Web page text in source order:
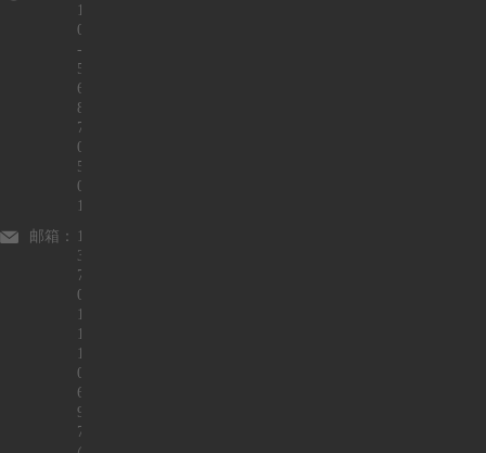
1
0
-
5
6
8
7
0
5
0
1
邮箱：
1
3
7
0
1
1
1
0
6
9
7